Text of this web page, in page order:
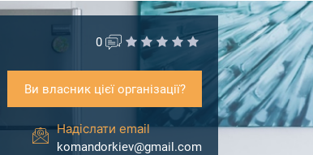
0
Ви власник цієї організації?
Надіслати email
komandorkiev@gmail.com